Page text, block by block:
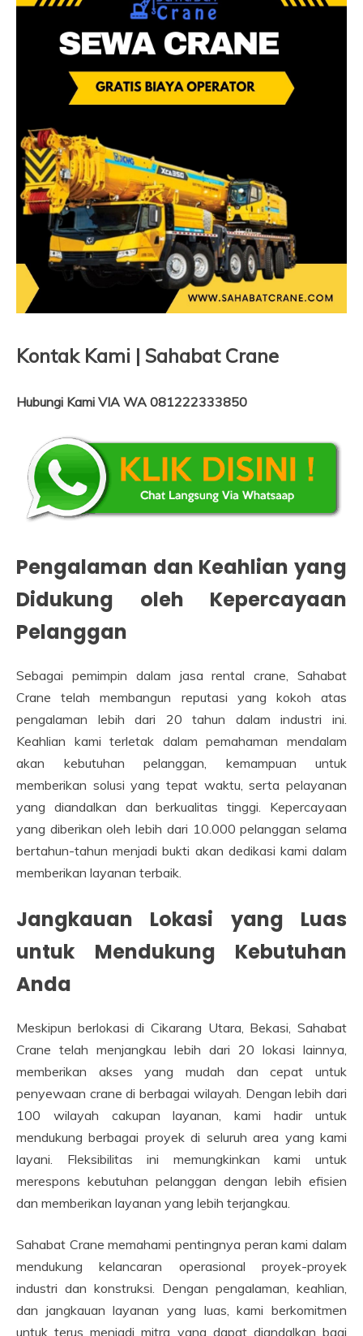
Kontak Kami | Sahabat Crane
Hubungi Kami VIA WA 081222333850
Pengalaman dan Keahlian yang
Didukung oleh Kepercayaan
Pelanggan
Sebagai pemimpin dalam jasa rental crane, Sahabat
Crane telah membangun reputasi yang kokoh atas
pengalaman lebih dari 20 tahun dalam industri ini.
Keahlian kami terletak dalam pemahaman mendalam
akan kebutuhan pelanggan, kemampuan untuk
memberikan solusi yang tepat waktu, serta pelayanan
yang diandalkan dan berkualitas tinggi. Kepercayaan
yang diberikan oleh lebih dari 10.000 pelanggan selama
bertahun-tahun menjadi bukti akan dedikasi kami dalam
memberikan layanan terbaik.
Jangkauan Lokasi yang Luas
untuk Mendukung Kebutuhan
Anda
Meskipun berlokasi di Cikarang Utara, Bekasi, Sahabat
Crane telah menjangkau lebih dari 20 lokasi lainnya,
memberikan akses yang mudah dan cepat untuk
penyewaan crane di berbagai wilayah. Dengan lebih dari
100 wilayah cakupan layanan, kami hadir untuk
mendukung berbagai proyek di seluruh area yang kami
layani. Fleksibilitas ini memungkinkan kami untuk
merespons kebutuhan pelanggan dengan lebih efisien
dan memberikan layanan yang lebih terjangkau.
Sahabat Crane memahami pentingnya peran kami dalam
mendukung kelancaran operasional proyek-proyek
industri dan konstruksi. Dengan pengalaman, keahlian,
dan jangkauan layanan yang luas, kami berkomitmen
untuk terus menjadi mitra yang dapat diandalkan bagi